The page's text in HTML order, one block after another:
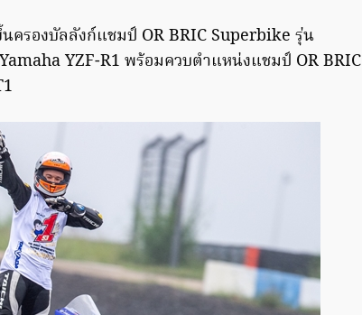
รองบัลลังก์แชมป์ OR BRIC Superbike รุ่น
YZF-R1 พร้อมควบตำแหน่งแชมป์ OR BRIC